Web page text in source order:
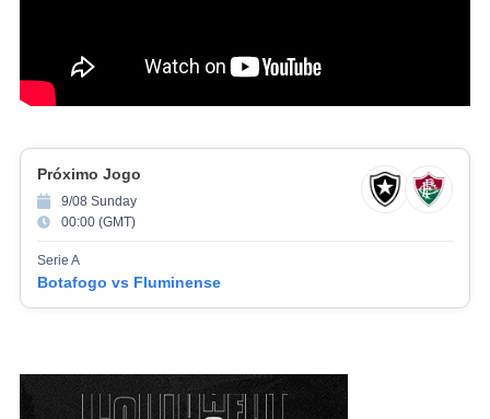
Próximo Jogo
9/08 Sunday
00:00 (GMT)
Serie A
Botafogo vs Fluminense